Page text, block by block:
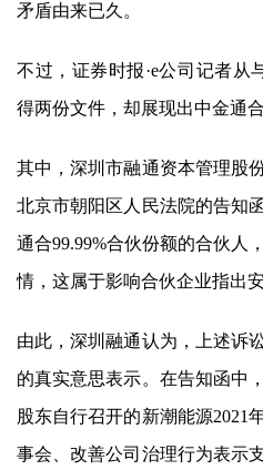
矛盾由来已久。
不过，证券时报·e公司记者从
得两份文件，却展现出中金通
其中，深圳市融通资本管理股
北京市朝阳区人民法院的告知
通合99.99%合伙份额的合伙人
情，这属于影响合伙企业指出
由此，深圳融通认为，上述诉
的真实意思表示。在告知函中
股东自行召开的新潮能源2021
事会、改善公司治理行为表示